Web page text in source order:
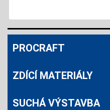
PROCRAFT
ZDÍCÍ MATERIÁLY
SUCHÁ VÝSTAVBA